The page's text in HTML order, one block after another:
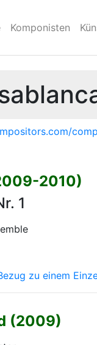
Komponisten
2010)
1
zu einem
(2009)